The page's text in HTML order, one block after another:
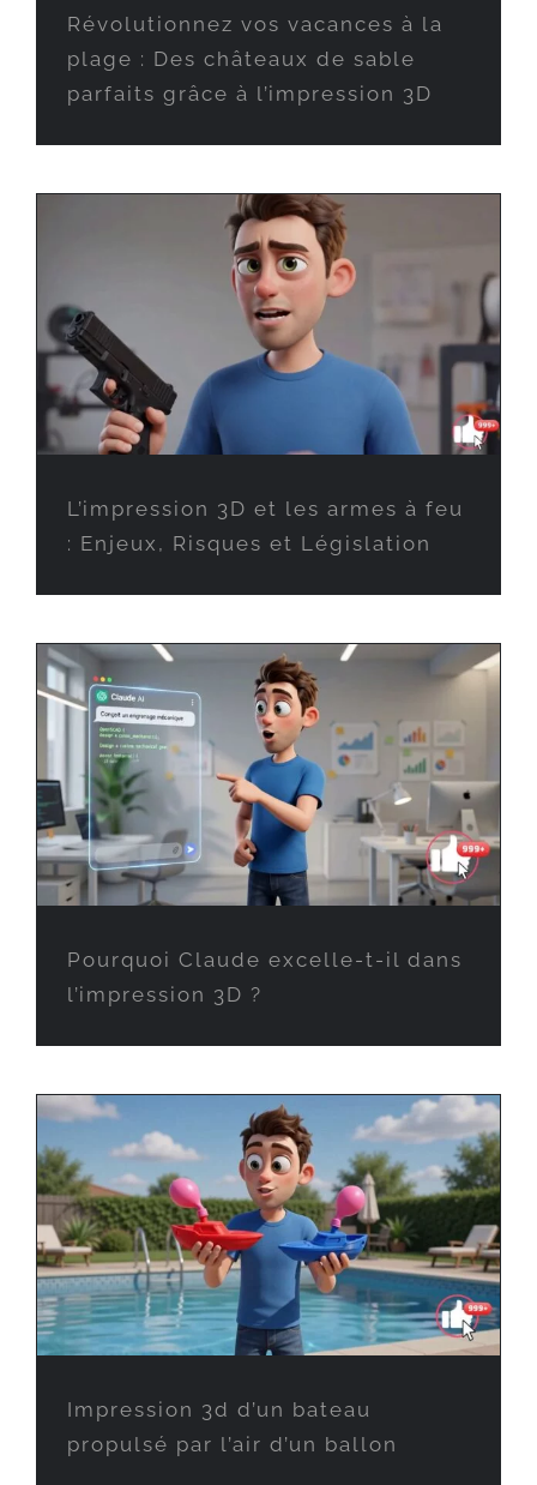
Révolutionnez vos vacances à la
plage : Des châteaux de sable
parfaits grâce à l’impression 3D
L’impression 3D et les armes à feu
: Enjeux, Risques et Législation
Pourquoi Claude excelle-t-il dans
l’impression 3D ?
Impression 3d d’un bateau
propulsé par l’air d’un ballon